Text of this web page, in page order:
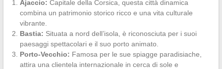
Ajaccio: Capitale della Corsica, questa città dinamica
combina un patrimonio storico ricco e una vita culturale
vibrante.
Bastia: Situata a nord dell’isola, è riconosciuta per i suoi
paesaggi spettacolari e il suo porto animato.
Porto-Vecchio: Famosa per le sue spiagge paradisiache,
attira una clientela internazionale in cerca di sole e